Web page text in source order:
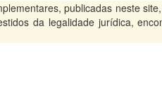
publicadas neste
da legalidade jurídica,